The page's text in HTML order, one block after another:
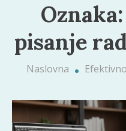
Oznaka:
pisanje
Naslovna